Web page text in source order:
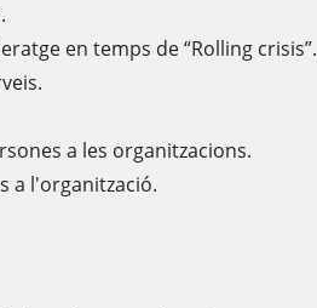
en temps de “Rolling crisis”.
a les organitzacions.
a l'organització.